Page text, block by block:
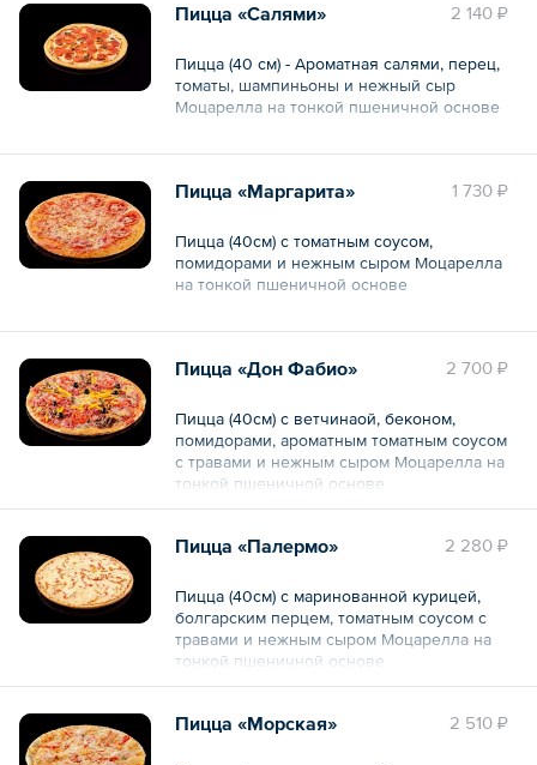
Общий вес – 1 кг 2 140 ₽
Пицца «Салями»
Пицца (40 см) - Ароматная салями, перец,
томаты, шампиньоны и нежный сыр
Моцарелла на тонкой пшеничной основе
Общий вес – 1 кг
1 730 ₽
Пицца «Маргарита»
Пицца (40см) с томатным соусом,
помидорами и нежным сыром Моцарелла
на тонкой пшеничной основе
Общий вес – 950 г
2 700 ₽
Пицца «Дон Фабио»
Пицца (40см) с ветчинаой, беконом,
помидорами, ароматным томатным соусом
с травами и нежным сыром Моцарелла на
тонкой пшеничной основе
2 280 ₽
Пицца «Палермо»
Пицца (40см) с маринованной курицей,
болгарским перцем, томатным соусом с
травами и нежным сыром Моцарелла на
тонкой пшеничной основе
2 510 ₽
Пицца «Морская»